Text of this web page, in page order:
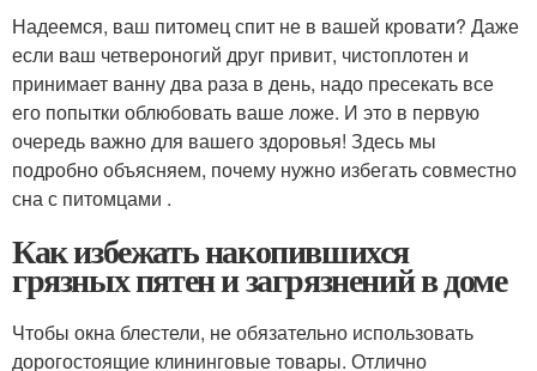
Надеемся, ваш питомец спит не в вашей кровати? Даже
если ваш четвероногий друг привит, чистоплотен и
принимает ванну два раза в день, надо пресекать все
его попытки облюбовать ваше ложе. И это в первую
очередь важно для вашего здоровья! Здесь мы
подробно объясняем, почему нужно избегать совместно
сна с питомцами .
Как избежать накопившихся
грязных пятен и загрязнений в доме
Чтобы окна блестели, не обязательно использовать
дорогостоящие клининговые товары. Отлично